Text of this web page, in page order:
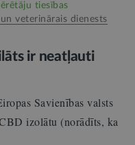
tiesības
un veterinārais dienests
ir neatļauti
Savienības valsts
izolātu (norādīts, ka